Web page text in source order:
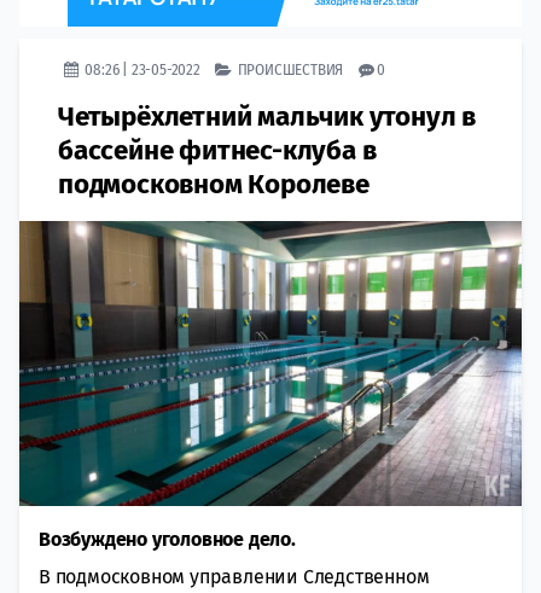
08:26 | 23-05-2022 ПРОИСШЕСТВИЯ 0
Четырёхлетний мальчик утонул в
бассейне фитнес-клуба в
подмосковном Королеве
Возбуждено уголовное дело.
В подмосковном управлении Следственном